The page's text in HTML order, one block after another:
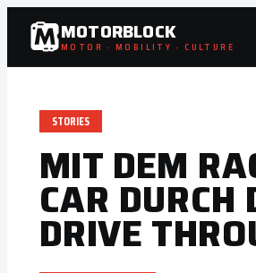
Zum
Inhalt
springen
MOTORBLOCK
MOTOR · MOBILITY · CULTURE
STORIES
MIT DEM
CAR DURCH
DRIVE